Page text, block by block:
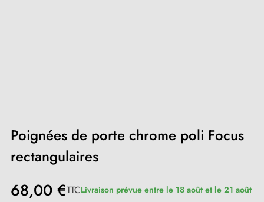
Poignées de porte chrome poli Focus
rectangulaires
68,00 €TTCLivraison prévue entre le 18 août et le 21 août